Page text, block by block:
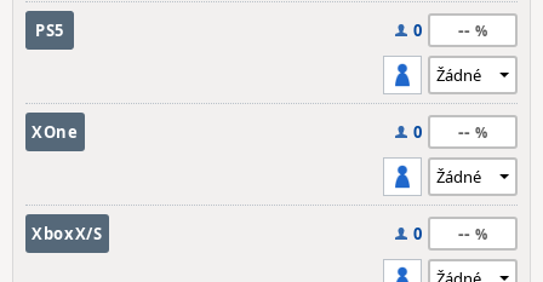
PS5 0 --
XOne 0 --
XboxX/S 0 --